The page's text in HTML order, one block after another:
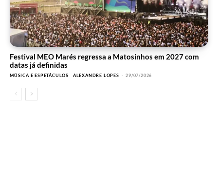
Festival MEO Marés regressa a Matosinhos em 2027 com
datas já definidas
MÚSICA E ESPETÁCULOS ALEXANDRE LOPES - 29/07/2026